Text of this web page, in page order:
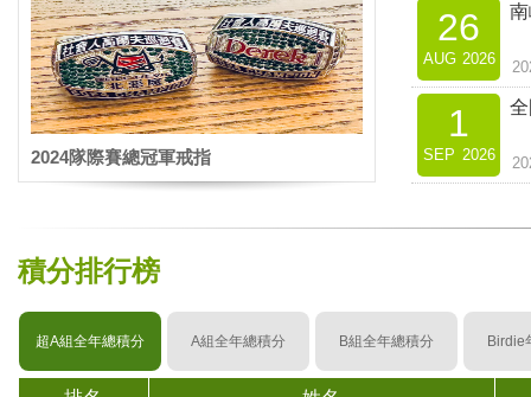
2024隊際賽總冠軍戒指
2026
AUG
26
2026
SEP
1
積分排行榜
超A組全年總積分 A組全年總積分 B組全年總積分 Birdie